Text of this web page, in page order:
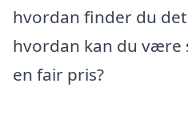
hvordan finder du
hvordan kan du være
en fair pris?